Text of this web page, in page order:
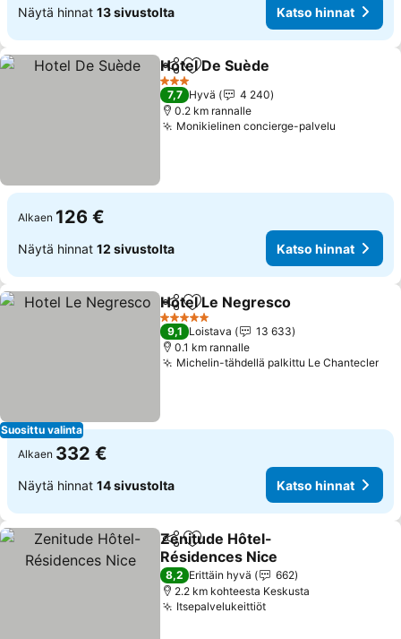
Näytä hinnat 13 sivustolta Katso hinnat
Jaa Lisää suosikkeihin
Hotel De Suède
3 Tähtiluokitus
7,7 Hyvä
4 240
0.2 km rannalle
Monikielinen concierge-palvelu
Alkaen 126 €
Näytä hinnat 12 sivustolta Katso hinnat
Suosittu valinta
Jaa Lisää suosikkeihin
Hotel Le Negresco
5 Tähtiluokitus
9,1 Loistava
13 633
0.1 km rannalle
Michelin-tähdellä palkittu Le Chantecler
Alkaen 332 €
Näytä hinnat 14 sivustolta Katso hinnat
Jaa Lisää suosikkeihin
Zenitude Hôtel-
Résidences Nice
8,2 Erittäin hyvä
662
2.2 km kohteesta Keskusta
Itsepalvelukeittiöt